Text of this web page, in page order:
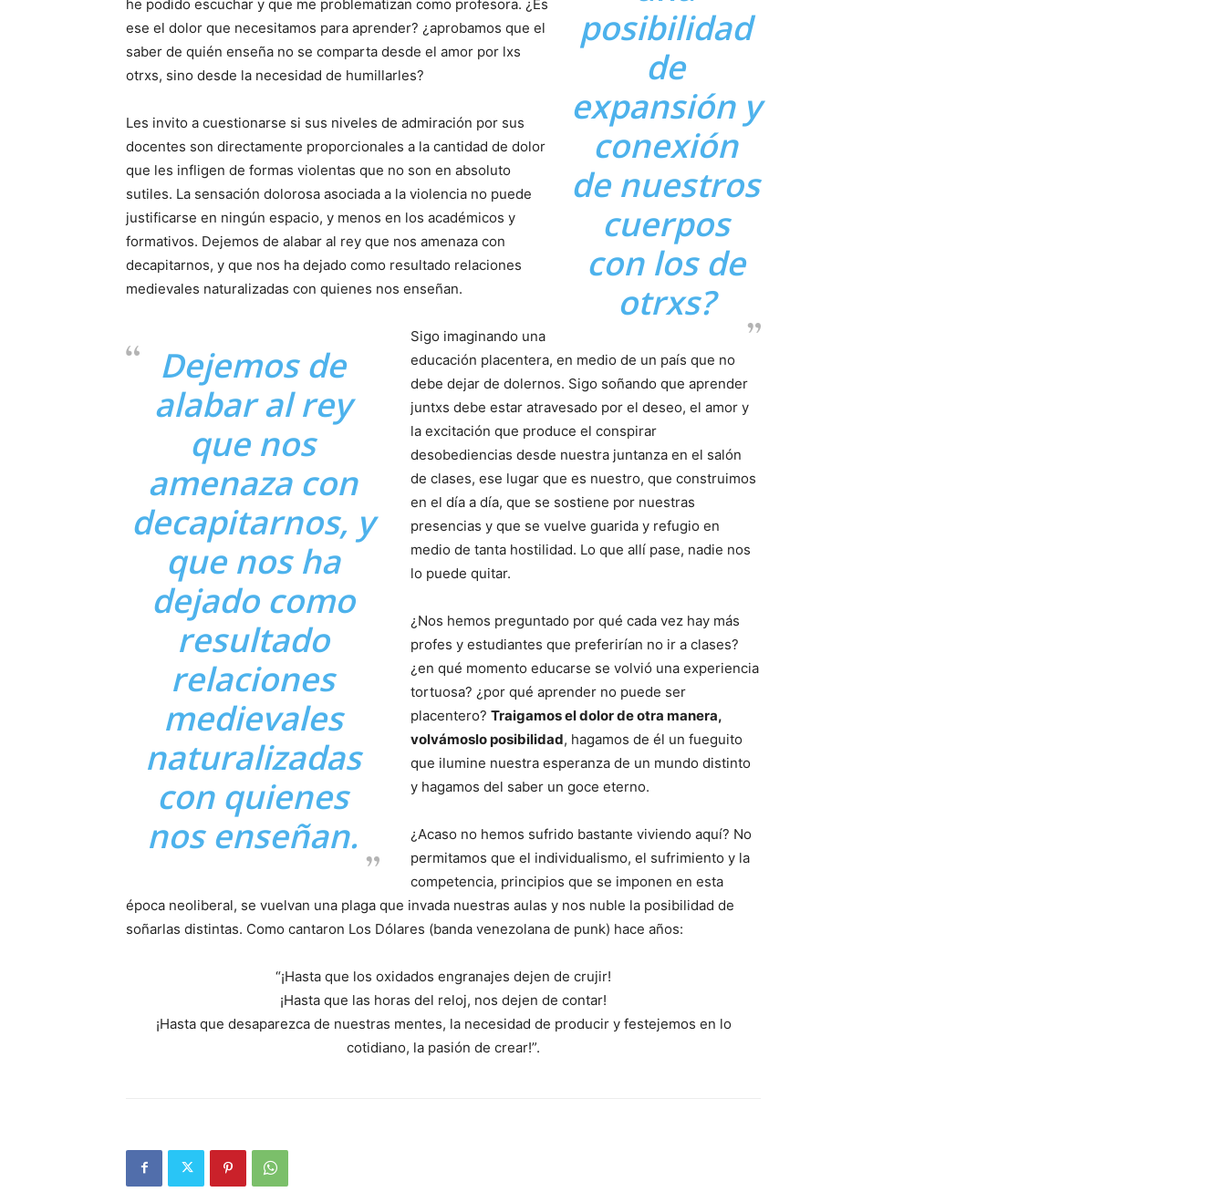
posibilidad
de
expansión y
conexión
de nuestros
cuerpos
con los de
otrxs?
he podido escuchar y que me problematizan como profesora. ¿Es
ese el dolor que necesitamos para aprender? ¿aprobamos que el
saber de quién enseña no se comparta desde el amor por lxs
otrxs, sino desde la necesidad de humillarles?
Dejemos de
alabar al rey
que nos
amenaza con
decapitarnos, y
que nos ha
dejado como
resultado
relaciones
medievales
naturalizadas
con quienes
nos enseñan.
Les invito a cuestionarse si sus niveles de admiración por sus
docentes son directamente proporcionales a la cantidad de dolor
que les infligen de formas violentas que no son en absoluto
sutiles. La sensación dolorosa asociada a la violencia no puede
justificarse en ningún espacio, y menos en los académicos y
formativos. Dejemos de alabar al rey que nos amenaza con
decapitarnos, y que nos ha dejado como resultado relaciones
medievales naturalizadas con quienes nos enseñan.
Sigo imaginando una
educación placentera, en medio de un país que no
debe dejar de dolernos. Sigo soñando que aprender
juntxs debe estar atravesado por el deseo, el amor y
la excitación que produce el conspirar
desobediencias desde nuestra juntanza en el salón
de clases, ese lugar que es nuestro, que construimos
en el día a día, que se sostiene por nuestras
presencias y que se vuelve guarida y refugio en
medio de tanta hostilidad. Lo que allí pase, nadie nos
lo puede quitar.
¿Nos hemos preguntado por qué cada vez hay más
profes y estudiantes que preferirían no ir a clases?
¿en qué momento educarse se volvió una experiencia
tortuosa? ¿por qué aprender no puede ser
placentero?Traigamos el dolor de otra manera,
volvámoslo posibilidad, hagamos de él un fueguito
que ilumine nuestra esperanza de un mundo distinto
y hagamos del saber un goce eterno.
¿Acaso no hemos sufrido bastante viviendo aquí? No
permitamos que el individualismo, el sufrimiento y la
competencia, principios que se imponen en esta
época neoliberal, se vuelvan una plaga que invada nuestras aulas y nos nuble la posibilidad de
soñarlas distintas. Como cantaron Los Dólares (banda venezolana de punk) hace años:
“¡Hasta que los oxidados engranajes dejen de crujir!
¡Hasta que las horas del reloj, nos dejen de contar!
¡Hasta que desaparezca de nuestras mentes, la necesidad de producir y festejemos en lo
cotidiano, la pasión de crear!”.